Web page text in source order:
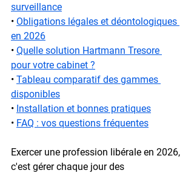
surveillance
• Obligations légales et déontologiques
en 2026
• Quelle solution Hartmann Tresore
pour votre cabinet ?
• Tableau comparatif des gammes
disponibles
• Installation et bonnes pratiques
• FAQ : vos questions fréquentes
Exercer une profession libérale en 2026,
c'est gérer chaque jour des